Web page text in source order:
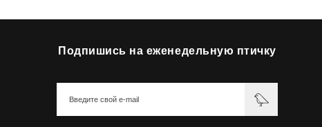
Подпишись на еженедельную птичку